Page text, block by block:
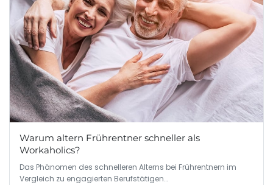
Warum altern Frührentner schneller als
Workaholics?
Das Phänomen des schnelleren Alterns bei Frührentnern im
Vergleich zu engagierten Berufstätigen…